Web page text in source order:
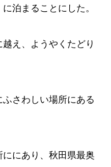
泊まることにした。
え、ようやくたどり
さわしい場所にある
にあり、秋田県最奥